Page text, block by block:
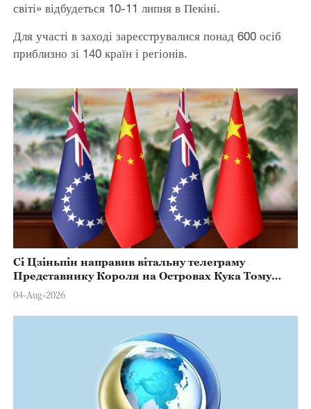
світі» відбудеться 10-11 липня в Пекіні.
Для участі в заході зареєструвалися понад 600 осіб
приблизно зі 140 країн і регіонів.
Сі Цзіньпін направив вітальну телеграму
Представнику Короля на Островах Кука Тому
Марстерсу з нагоди Дня Конституції
04-Aug-2026